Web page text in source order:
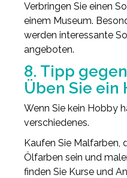
Verbringen Sie einen
einem Museum.
werden interessante
angeboten.
8. Tipp
Üben Sie ein
Wenn Sie kein Hobby
verschiedenes.
Kaufen Sie Malfarben,
Ölfarben sein und
finden Sie Kurse und